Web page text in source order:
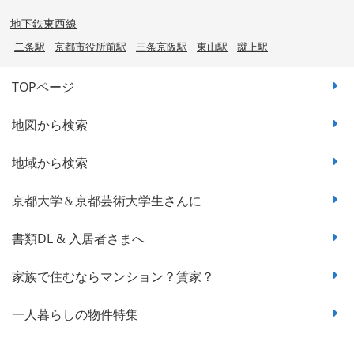
地下鉄東西線
二条駅 京都市役所前駅 三条京阪駅 東山駅 蹴上駅
TOPページ
地図から検索
地域から検索
京都大学＆京都芸術大学生さんに
書類DL & 入居者さまへ
家族で住むならマンション？賃家？
一人暮らしの物件特集